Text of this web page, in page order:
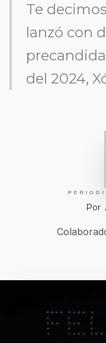
Te
lanzó con
del 2024,
Por